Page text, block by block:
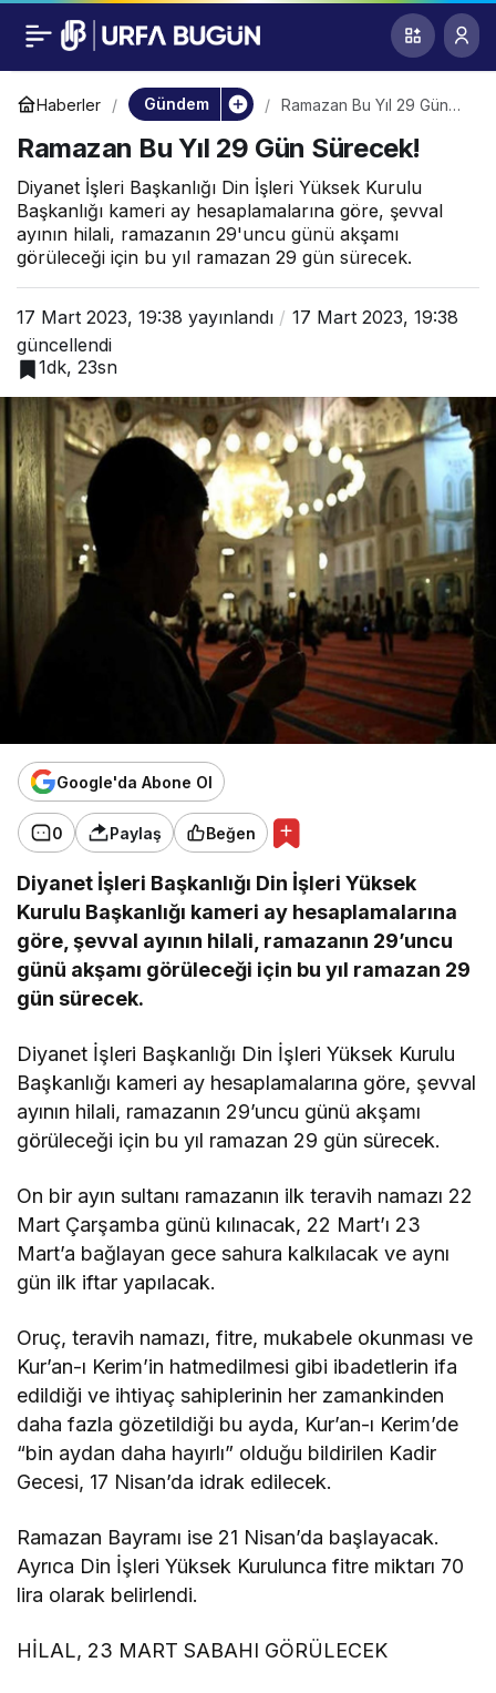
Haberler Gündem
Ramazan Bu Yıl 29 Gün
Ramazan Bu Yıl 29 Gün Sürecek!
Diyanet İşleri Başkanlığı Din İşleri Yüksek Kurulu
Başkanlığı kameri ay hesaplamalarına göre, şevval
ayının hilali, ramazanın 29'uncu günü akşamı
görüleceği için bu yıl ramazan 29 gün sürecek.
17 Mart 2023, 19:38 yayınlandı
17 Mart 2023, 19:38
güncellendi
1dk, 23sn
Google'da Abone Ol
0 Paylaş Beğen
Diyanet İşleri Başkanlığı Din İşleri Yüksek
Kurulu Başkanlığı kameri ay hesaplamalarına
göre, şevval ayının hilali, ramazanın 29’uncu
günü akşamı görüleceği için bu yıl ramazan 29
gün sürecek.
Diyanet İşleri Başkanlığı Din İşleri Yüksek Kurulu
Başkanlığı kameri ay hesaplamalarına göre, şevval
ayının hilali, ramazanın 29’uncu günü akşamı
görüleceği için bu yıl ramazan 29 gün sürecek.
On bir ayın sultanı ramazanın ilk teravih namazı 22
Mart Çarşamba günü kılınacak, 22 Mart’ı 23
Mart’a bağlayan gece sahura kalkılacak ve aynı
gün ilk iftar yapılacak.
Oruç, teravih namazı, fitre, mukabele okunması ve
Kur’an-ı Kerim’in hatmedilmesi gibi ibadetlerin ifa
edildiği ve ihtiyaç sahiplerinin her zamankinden
daha fazla gözetildiği bu ayda, Kur’an-ı Kerim’de
“bin aydan daha hayırlı” olduğu bildirilen Kadir
Gecesi, 17 Nisan’da idrak edilecek.
Ramazan Bayramı ise 21 Nisan’da başlayacak.
Ayrıca Din İşleri Yüksek Kurulunca fitre miktarı 70
lira olarak belirlendi.
HİLAL, 23 MART SABAHI GÖRÜLECEK
Ramazan Bu Yıl 29
Gün Sürecek!
0